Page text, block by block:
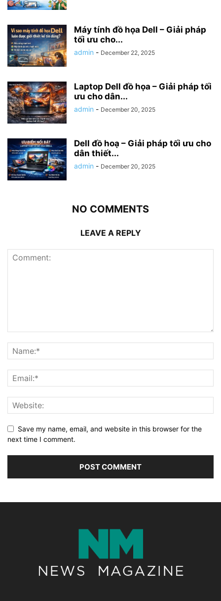
Máy tính đồ họa Dell – Giải pháp
tối ưu cho...
admin - December 22, 2025
Laptop Dell đồ họa – Giải pháp tối
ưu cho dân...
admin - December 20, 2025
Dell đồ hoạ – Giải pháp tối ưu cho
dân thiết...
admin - December 20, 2025
NO COMMENTS
LEAVE A REPLY
Save my name, email, and website in this browser for the
next time I comment.